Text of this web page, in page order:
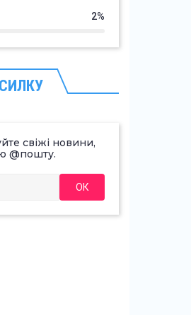
2%
свіжі новини,
@пошту.
ОК